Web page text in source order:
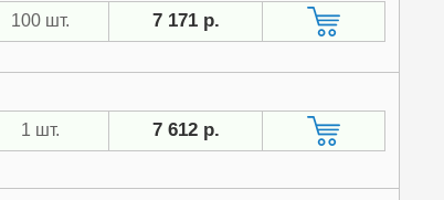
100 шт. 7 171 р.
1 шт. 7 612 р.